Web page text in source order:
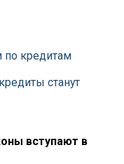
по кредитам
станут
вступают в